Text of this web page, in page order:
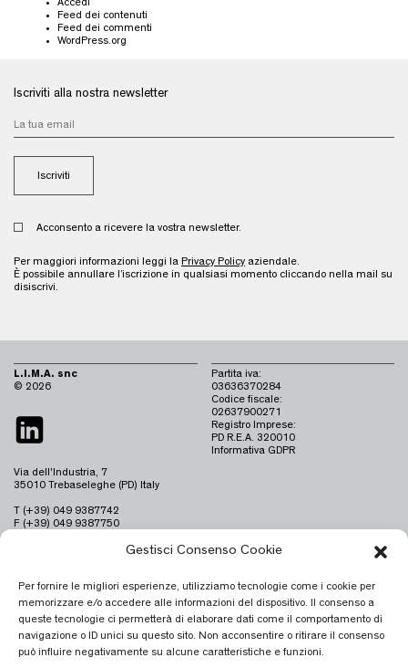
Gestisci Consenso Cookie
Per fornire le migliori esperienze, utilizziamo tecnologie come i cookie per
memorizzare e/o accedere alle informazioni del dispositivo. Il consenso a
queste tecnologie ci permetterà di elaborare dati come il comportamento di
navigazione o ID unici su questo sito. Non acconsentire o ritirare il consenso
può influire negativamente su alcune caratteristiche e funzioni.
Accedi
Feed dei contenuti
Feed dei commenti
WordPress.org
Iscriviti alla nostra newsletter
Acconsento a ricevere la vostra newsletter.
Per maggiori informazioni leggi la Privacy Policy aziendale.
È possibile annullare l’iscrizione in qualsiasi momento cliccando nella mail su
disiscrivi.
L.I.M.A. snc
© 2026
Via dell'Industria, 7
35010 Trebaseleghe (PD) Italy
T (+39) 049 9387742
F (+39) 049 9387750
Partita iva:
03636370284
Codice fiscale:
02637900271
Registro Imprese:
PD R.E.A. 320010
Informativa GDPR